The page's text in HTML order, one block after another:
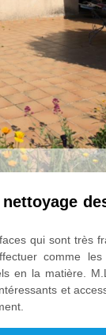
qui sont très
comme
en la matière.
et